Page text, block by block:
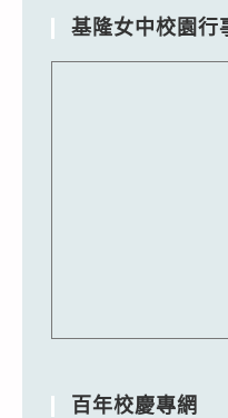
基隆女中校園行
百年校慶專網